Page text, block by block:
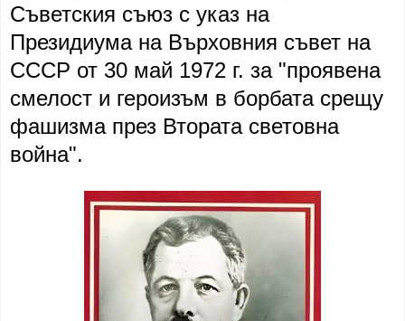
Съветския съюз с указ на
Президиума на Върховния съвет на
СССР от 30 май 1972 г. за "проявена
смелост и героизъм в борбата срещу
фашизма през Втората световна
война".